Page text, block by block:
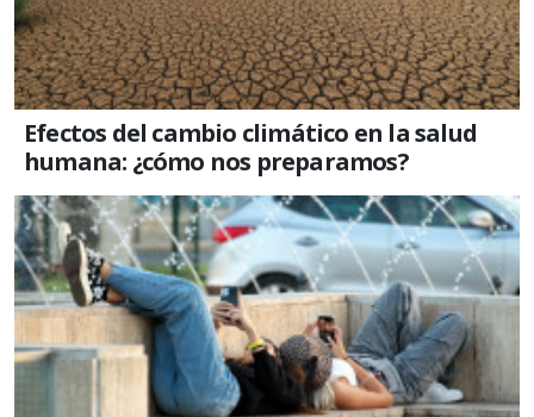
Efectos del cambio climático en la salud
humana: ¿cómo nos preparamos?